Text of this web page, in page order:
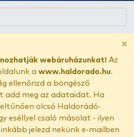
×
webáruházunkat! Az
a www.haldorado.hu.
ellenőrizd a böngésző
add meg az adataidat. Ha
olcsó Haldorádó-
eséllyel csaló másolat - ilyen
jelezd nekünk e-mailben